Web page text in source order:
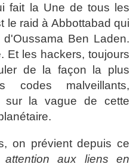
fait la Une de tous les
le raid à Abbottabad qui
Ben Laden.
Et les hackers, toujours
de la façon la plus
codes malveillants,
sur la vague de cette
on prévient depuis ce
aux liens en